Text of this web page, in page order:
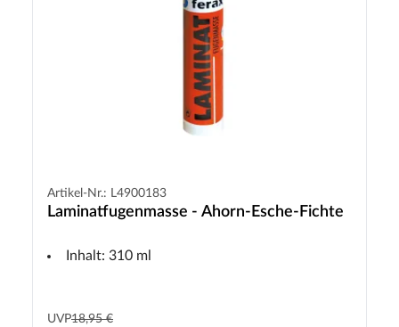
Artikel-Nr.: L4900183
Laminatfugenmasse - Ahorn-Esche-Fichte
Inhalt: 310 ml
UVP18,95 €